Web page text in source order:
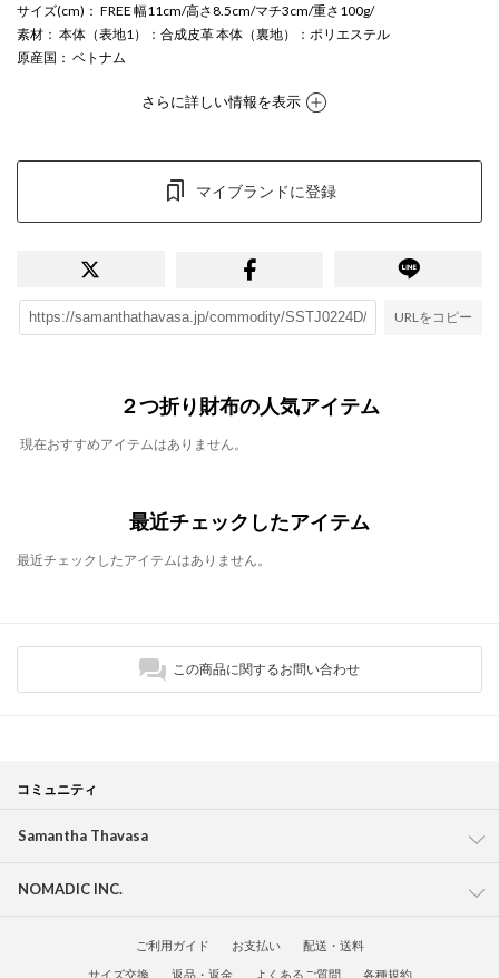
サイズ(cm) ： FREE 幅11cm/高さ8.5cm/マチ3cm/重さ100g/
素材 ： 本体（表地1）：合成皮革 本体（裏地）：ポリエステル
原産国 ： ベトナム
さらに詳しい情報を表示
マイブランドに登録
URLをコピー
２つ折り財布の人気アイテム
現在おすすめアイテムはありません。
最近チェックしたアイテム
最近チェックしたアイテムはありません。
この商品に関するお問い合わせ
コミュニティ
Samantha Thavasa
NOMADIC INC.
ご利用ガイド お支払い
配送・送料
サイズ交換
返品・返金 よくあるご質問 各種規約